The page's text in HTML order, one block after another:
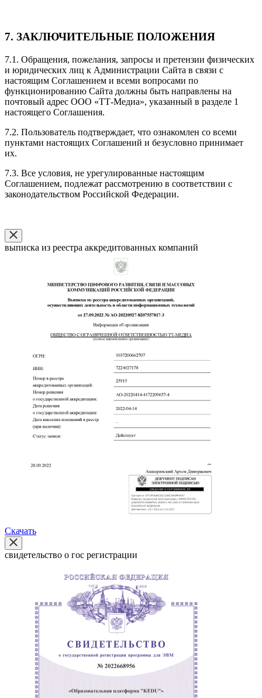
7. ЗАКЛЮЧИТЕЛЬНЫЕ ПОЛОЖЕНИЯ
7.1. Обращения, пожелания, запросы и претензии физических
и юридических лиц к Администрации Сайта в связи с
настоящим Соглашением и всеми вопросами по
функционированию Сайта должны быть направлены на
почтовый адрес ООО «ТТ-Медиа», указанный в разделе 1
настоящего Соглашения.
7.2. Пользователь подтверждает, что ознакомлен со всеми
пунктами настоящих Соглашений и безусловно принимает
их.
7.3. Все условия, не урегулированные настоящим
Соглашением, подлежат рассмотрению в соответствии с
законодательством Российской Федерации.
выписка из реестра аккредитованных компаний
Скачать
свидетельство о гос регистрации